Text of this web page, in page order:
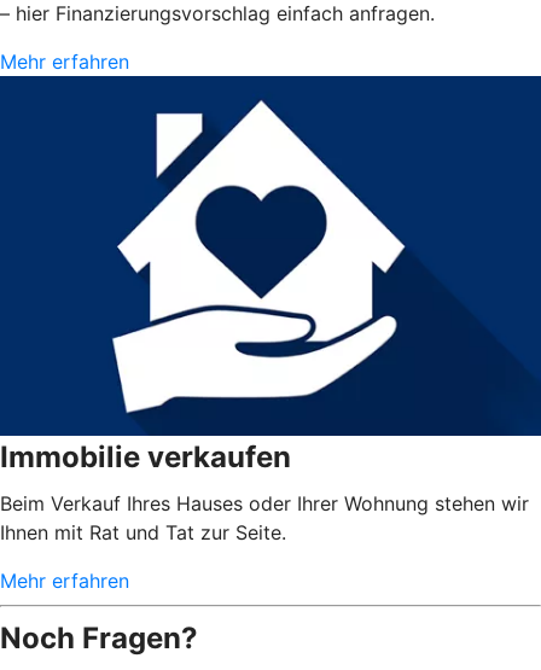
– hier Finanzierungsvorschlag einfach anfragen.
Mehr erfahren
Immobilie verkaufen
Beim Verkauf Ihres Hauses oder Ihrer Wohnung stehen wir
Ihnen mit Rat und Tat zur Seite.
Mehr erfahren
Noch Fragen?